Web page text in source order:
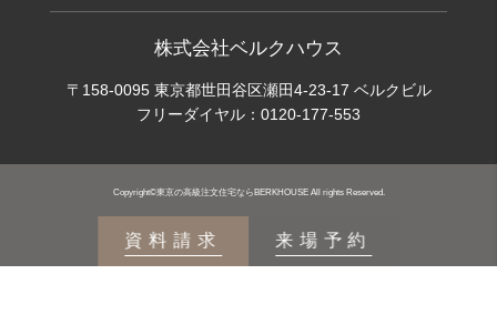
資料請求 来場予約
株式会社ベルクハウス
〒158-0095 東京都世田谷区瀬田4-23-17 ベルクビル
フリーダイヤル： 0120-177-553
Copyright©東京の高級注文住宅ならBERKHOUSE All rights Reserved.